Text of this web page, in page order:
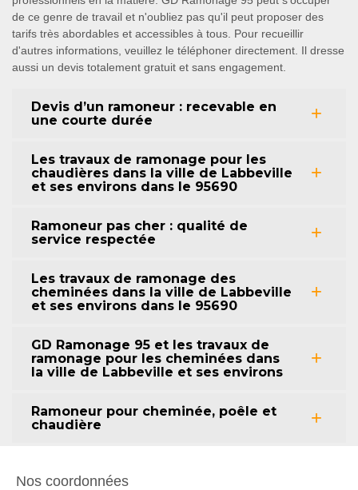
de ce genre de travail et n'oubliez pas qu'il peut proposer des
tarifs très abordables et accessibles à tous. Pour recueillir
d'autres informations, veuillez le téléphoner directement. Il dresse
aussi un devis totalement gratuit et sans engagement.
Devis d’un ramoneur : recevable en
une courte durée
Les travaux de ramonage pour les
chaudières dans la ville de Labbeville
et ses environs dans le 95690
Ramoneur pas cher : qualité de
service respectée
Les travaux de ramonage des
cheminées dans la ville de Labbeville
et ses environs dans le 95690
GD Ramonage 95 et les travaux de
ramonage pour les cheminées dans
la ville de Labbeville et ses environs
Ramoneur pour cheminée, poêle et
chaudière
Nos coordonnées